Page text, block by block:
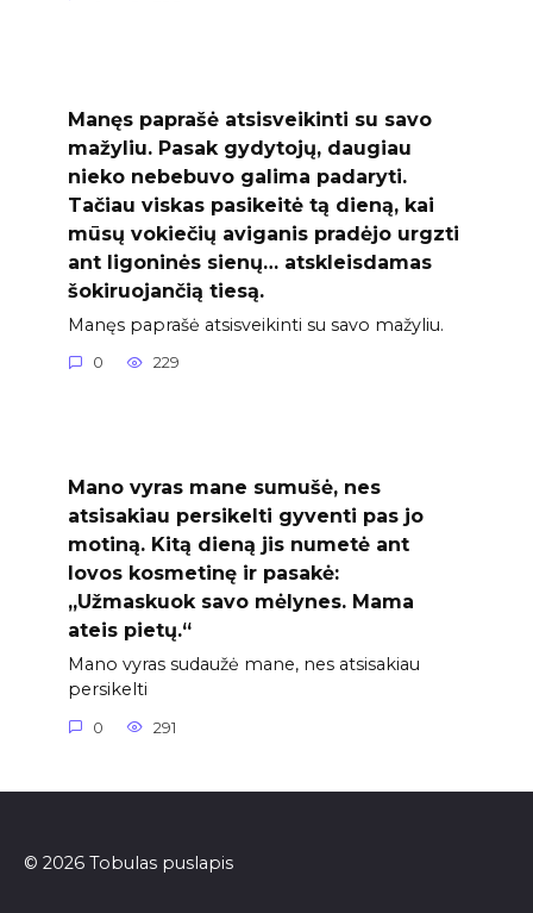
Manęs paprašė atsisveikinti su savo
mažyliu. Pasak gydytojų, daugiau
nieko nebebuvo galima padaryti.
Tačiau viskas pasikeitė tą dieną, kai
mūsų vokiečių aviganis pradėjo urgzti
ant ligoninės sienų… atskleisdamas
šokiruojančią tiesą.
Manęs paprašė atsisveikinti su savo mažyliu.
0 229
Mano vyras mane sumušė, nes
atsisakiau persikelti gyventi pas jo
motiną. Kitą dieną jis numetė ant
lovos kosmetinę ir pasakė:
„Užmaskuok savo mėlynes. Mama
ateis pietų.“
Mano vyras sudaužė mane, nes atsisakiau
persikelti
0 291
© 2026 Tobulas puslapis